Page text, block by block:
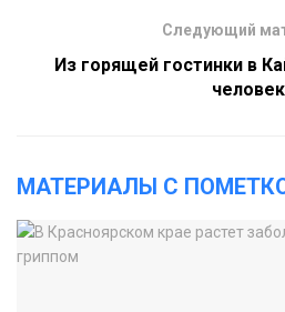
Следующий
Из горящей гостинки в
человек
МАТЕРИАЛЫ С